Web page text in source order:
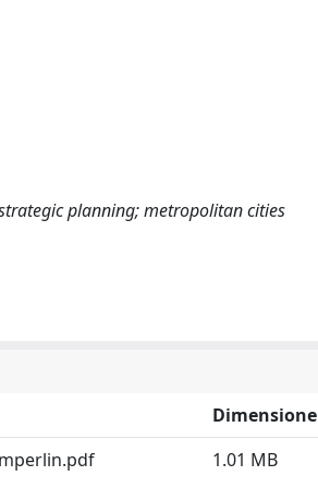
planning; metropolitan cities
Dimensione
1.01 MB